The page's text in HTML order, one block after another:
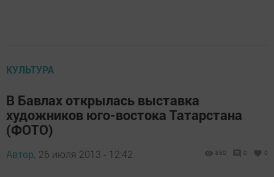
КУЛЬТУРА
В Бавлах открылась выставка
художников юго-востока Татарстана
(ФОТО)
Автор, 26 июля 2013 - 12:42 860 0 0